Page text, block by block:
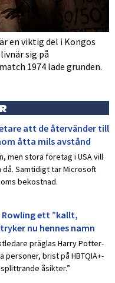
en viktig del i Kongos
sig på
1974 lade grunden.
att de återvänder till
åtta mils avstånd
men stora företag i USA vill
Samtidigt tar Microsoft
bekostnad.
ett ”kallt,
nu hennes namn
präglas Harry Potter-
brist på HBTQIA+-
åsikter.”